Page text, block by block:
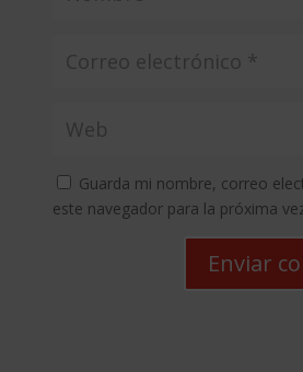
Guarda mi nombre, correo
este navegador para la próxima
Enviar